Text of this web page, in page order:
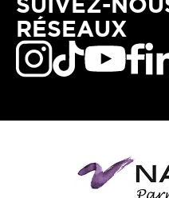
RÉSEAUX